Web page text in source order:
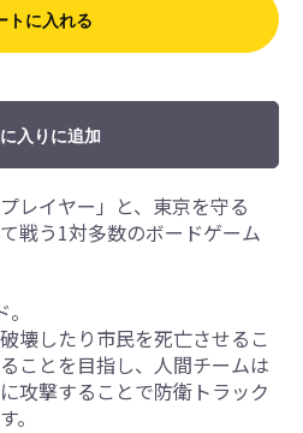
トに入れる
入りに追加
レイヤー」と、東京を守る
戦う1対多数のボードゲーム
壊したり市民を死亡させるこ
ことを目指し、人間チームは
攻撃することで防衛トラック
。